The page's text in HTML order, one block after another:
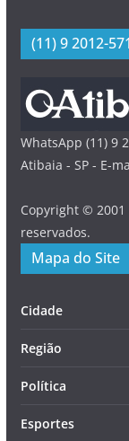
(11) 9 2012-
WhatsApp (11) 9
Atibaia - SP - E-
Copyright © 2001
reservados.
Mapa do Site
Cidade
Região
Política
Esportes